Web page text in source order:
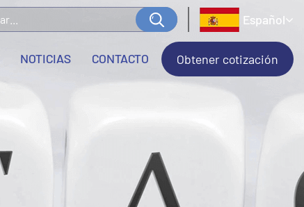
Español
NOTICIAS CONTACTO Obtener cotización